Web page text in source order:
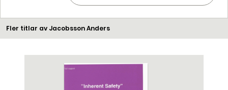
Fler titlar av Jacobsson Anders